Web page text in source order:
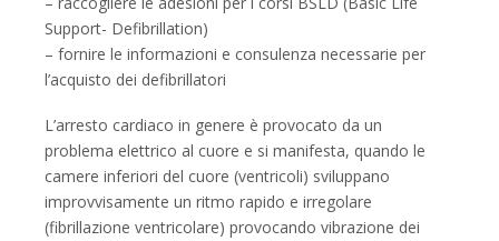
Support- Defibrillation)
– fornire le informazioni e consulenza necessarie per
l’acquisto dei defibrillatori
L’arresto cardiaco in genere è provocato da un
problema elettrico al cuore e si manifesta, quando le
camere inferiori del cuore (ventricoli) sviluppano
improvvisamente un ritmo rapido e irregolare
(fibrillazione ventricolare) provocando vibrazione dei